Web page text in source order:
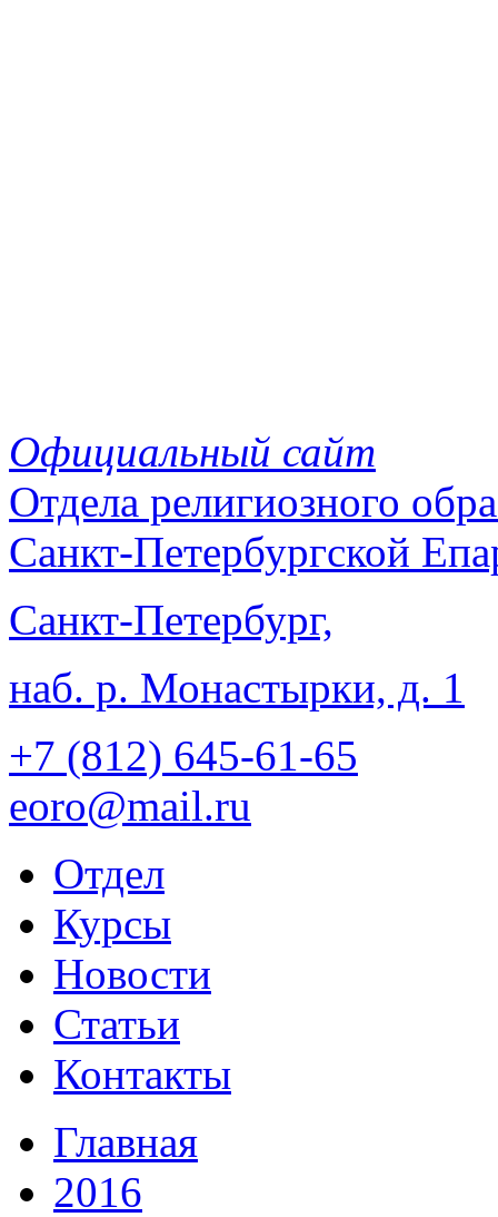
Официальный сайт
Отдела религиозного
Санкт-Петербургской
Санкт-Петербург,
наб. р. Монастырки, д. 1
+7 (812) 645-61-65
eoro@mail.ru
Отдел
Курсы
Новости
Статьи
Контакты
Главная
2016